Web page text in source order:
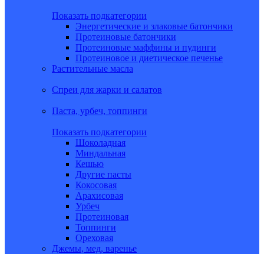
Показать подкатегории
Энергетические и злаковые батончики
Протеиновые батончики
Протеиновые маффины и пудинги
Протеиновое и диетическое печенье
Растительные масла
Спреи для жарки и салатов
Паста, урбеч, топпинги
Показать подкатегории
Шоколадная
Миндальная
Кешью
Другие пасты
Кокосовая
Арахисовая
Урбеч
Протеиновая
Топпинги
Ореховая
Джемы, мед, варенье